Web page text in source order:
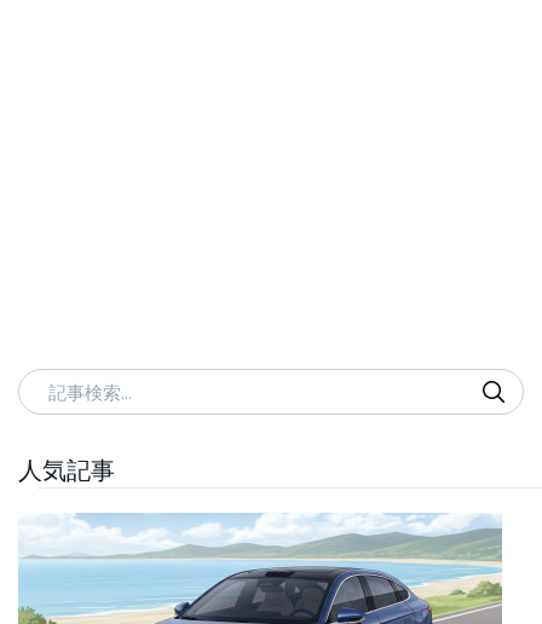
記事検索
人気記事